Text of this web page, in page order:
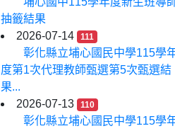
抽籤結果
2026-07-14
111
彰化縣立埔心國民中學115學
度第1次代理教師甄選第5次甄選結
果...
2026-07-13
110
彰化縣立埔心國民中學115學